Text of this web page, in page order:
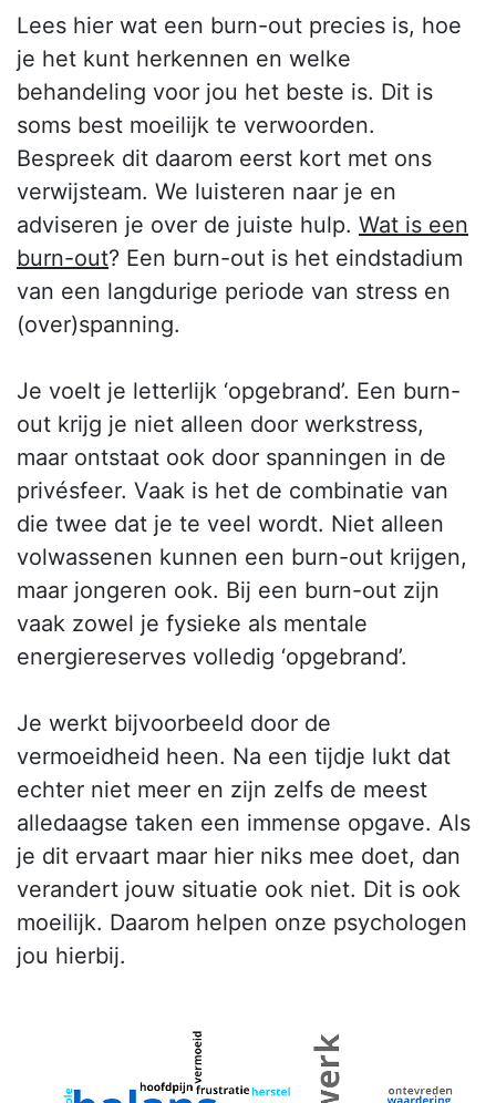
Lees hier wat een burn-out precies is, hoe
je het kunt herkennen en welke
behandeling voor jou het beste is. Dit is
soms best moeilijk te verwoorden.
Bespreek dit daarom eerst kort met ons
verwijsteam. We luisteren naar je en
adviseren je over de juiste hulp. Wat is een
burn-out? Een burn-out is het eindstadium
van een langdurige periode van stress en
(over)spanning.
Je voelt je letterlijk ‘opgebrand’. Een burn-
out krijg je niet alleen door werkstress,
maar ontstaat ook door spanningen in de
privésfeer. Vaak is het de combinatie van
die twee dat je te veel wordt. Niet alleen
volwassenen kunnen een burn-out krijgen,
maar jongeren ook. Bij een burn-out zijn
vaak zowel je fysieke als mentale
energiereserves volledig ‘opgebrand’.
Je werkt bijvoorbeeld door de
vermoeidheid heen. Na een tijdje lukt dat
echter niet meer en zijn zelfs de meest
alledaagse taken een immense opgave. Als
je dit ervaart maar hier niks mee doet, dan
verandert jouw situatie ook niet. Dit is ook
moeilijk. Daarom helpen onze psychologen
jou hierbij.